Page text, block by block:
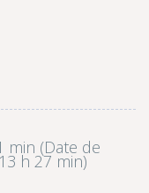
min (Date de
h 27 min)